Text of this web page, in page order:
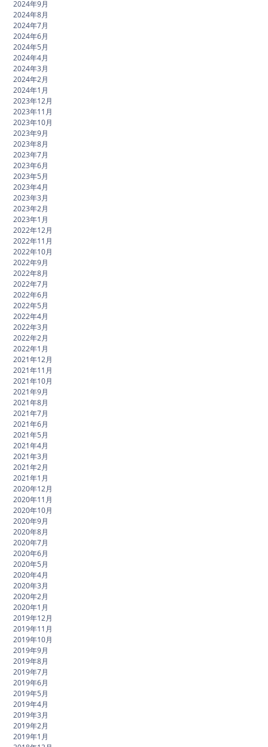
2024年9月
2024年8月
2024年7月
2024年6月
2024年5月
2024年4月
2024年3月
2024年2月
2024年1月
2023年12月
2023年11月
2023年10月
2023年9月
2023年8月
2023年7月
2023年6月
2023年5月
2023年4月
2023年3月
2023年2月
2023年1月
2022年12月
2022年11月
2022年10月
2022年9月
2022年8月
2022年7月
2022年6月
2022年5月
2022年4月
2022年3月
2022年2月
2022年1月
2021年12月
2021年11月
2021年10月
2021年9月
2021年8月
2021年7月
2021年6月
2021年5月
2021年4月
2021年3月
2021年2月
2021年1月
2020年12月
2020年11月
2020年10月
2020年9月
2020年8月
2020年7月
2020年6月
2020年5月
2020年4月
2020年3月
2020年2月
2020年1月
2019年12月
2019年11月
2019年10月
2019年9月
2019年8月
2019年7月
2019年6月
2019年5月
2019年4月
2019年3月
2019年2月
2019年1月